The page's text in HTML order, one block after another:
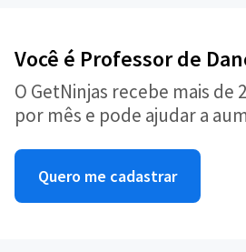
Você é Professor de
O GetNinjas recebe mais de
por mês e pode ajudar a
Quero me cadastrar